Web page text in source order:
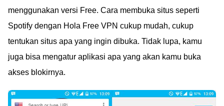
menggunakan versi Free. Cara membuka situs seperti
Spotify dengan Hola Free VPN cukup mudah, cukup
tentukan situs apa yang ingin dibuka. Tidak lupa, kamu
juga bisa mengatur aplikasi apa yang akan kamu buka
akses blokirnya.